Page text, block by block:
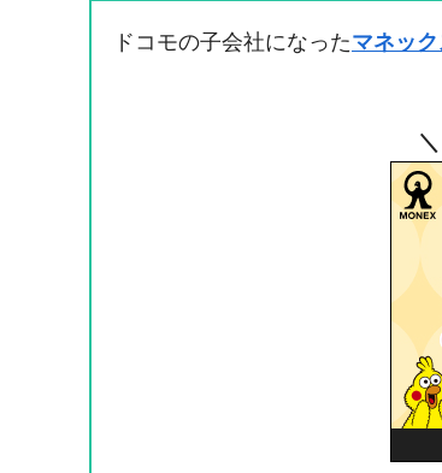
ドコモの子会社になったマネッ